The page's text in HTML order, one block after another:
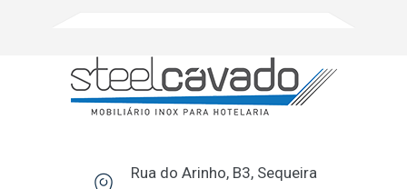
Rua do Arinho, B3, Sequeira